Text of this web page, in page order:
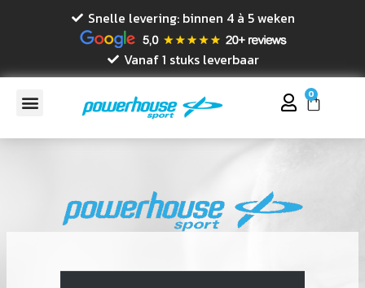
Snelle levering: binnen 4 à 5 weken
Vanaf 1 stuks leverbaar
0